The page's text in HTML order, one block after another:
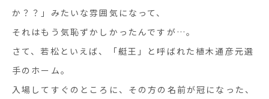
か？？」みたいな雰囲気になって、
それはもう気恥ずかしかったんですが…。
さて、若松といえば、「艇王」と呼ばれた植木通彦元選
手のホーム。
入場してすぐのところに、その方の名前が冠になった、